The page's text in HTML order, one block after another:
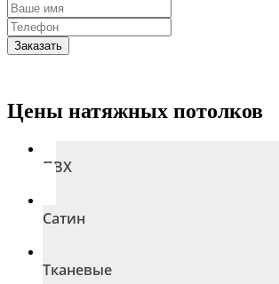
Заказать
Цены натяжных потолков
ПВХ
Сатин
Тканевые